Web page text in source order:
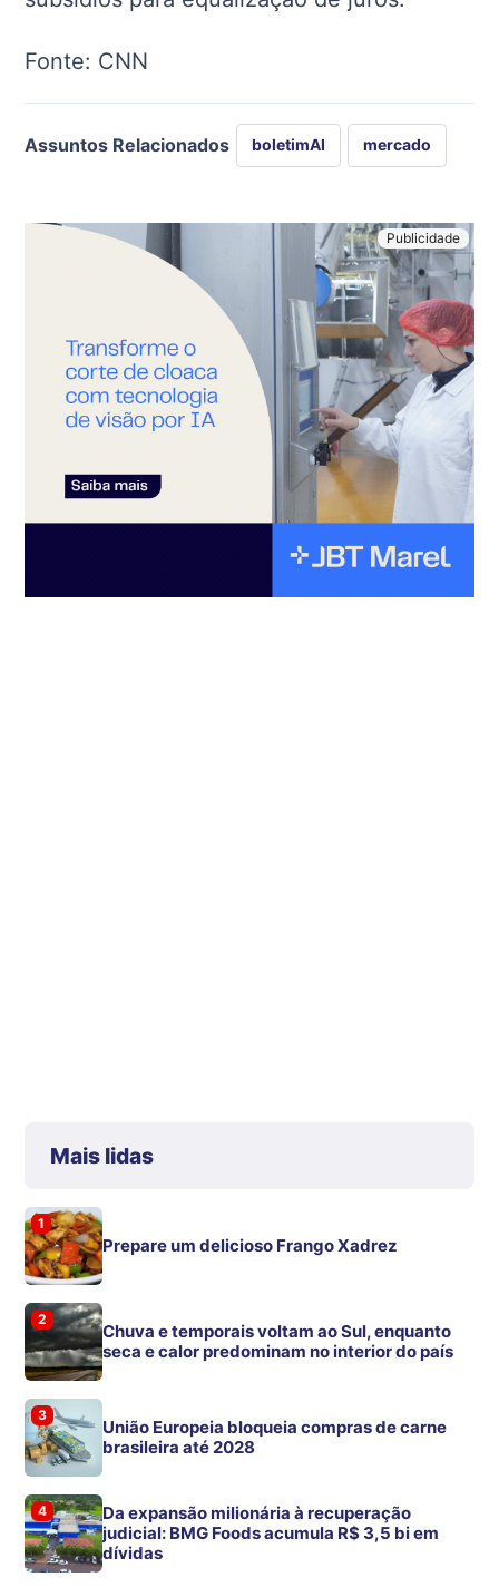
Fonte: CNN
Assuntos Relacionados boletimAI mercado
Mais lidas
1
Prepare um delicioso Frango Xadrez
2
Chuva e temporais voltam ao Sul, enquanto
seca e calor predominam no interior do país
3
União Europeia bloqueia compras de carne
brasileira até 2028
4
Da expansão milionária à recuperação
judicial: BMG Foods acumula R$ 3,5 bi em
dívidas